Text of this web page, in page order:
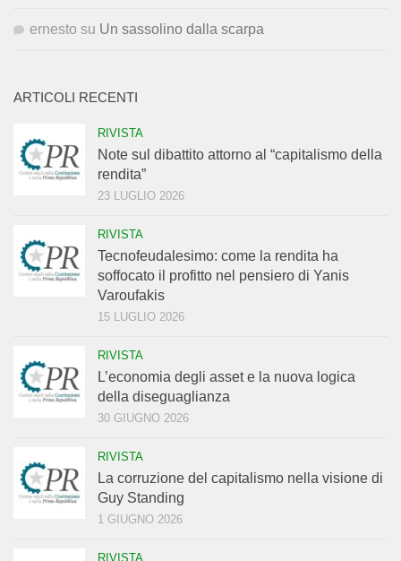
ernesto su Un sassolino dalla scarpa
ARTICOLI RECENTI
RIVISTA
Note sul dibattito attorno al “capitalismo della
rendita”
23 LUGLIO 2026
RIVISTA
Tecnofeudalesimo: come la rendita ha
soffocato il profitto nel pensiero di Yanis
Varoufakis
15 LUGLIO 2026
RIVISTA
L’economia degli asset e la nuova logica
della diseguaglianza
30 GIUGNO 2026
RIVISTA
La corruzione del capitalismo nella visione di
Guy Standing
1 GIUGNO 2026
RIVISTA